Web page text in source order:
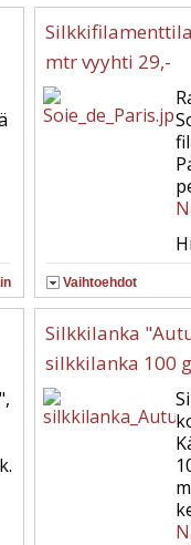
mtr vyyhti 29,-
Vaihtoehdot
Silkkilanka
silkkilanka 100